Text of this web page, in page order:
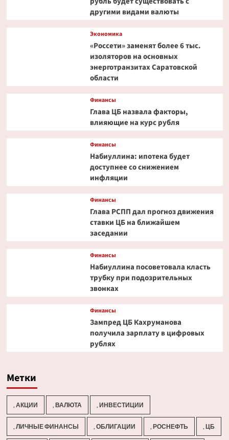
другими видами валюты
Экономика
«Россети» заменят более 6 тыс.
изоляторов на основных
энерготранзитах Саратовской
области
Финансы
Глава ЦБ назвала факторы,
влияющие на курс рубля
Финансы
Набиуллина: ипотека будет
доступнее со снижением
инфляции
Финансы
Глава РСПП дал прогноз движения
ставки ЦБ на ближайшем
заседании
Финансы
Набиуллина посоветовала класть
трубку при подозрительных
звонках
Финансы
Зампред ЦБ Кахруманова
получила зарплату в цифровых
рублях
Метки
, АКЦИИ , ВАЛЮТА , ИНВЕСТИЦИИ
, ЛИЧНЫЕ ФИНАНСЫ , ОБЛИГАЦИИ , РОСНЕФТЬ , ЦБ